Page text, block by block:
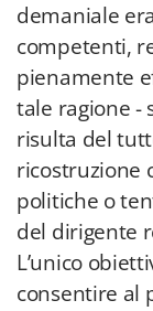
demaniale
competenti,
pienamente
tale ragione -
risulta del
ricostruzione
politiche o
del dirigente
L’unico
consentire al